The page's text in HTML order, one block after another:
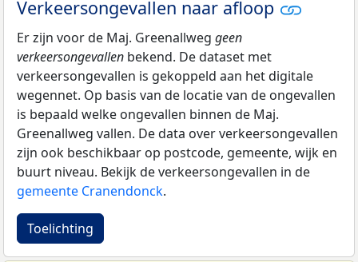
Verkeersongevallen naar afloop
Er zijn voor de Maj. Greenallweg geen
verkeersongevallen bekend. De dataset met
verkeersongevallen is gekoppeld aan het digitale
wegennet. Op basis van de locatie van de ongevallen
is bepaald welke ongevallen binnen de Maj.
Greenallweg vallen. De data over verkeersongevallen
zijn ook beschikbaar op postcode, gemeente, wijk en
buurt niveau. Bekijk de verkeersongevallen in de
gemeente Cranendonck.
Toelichting